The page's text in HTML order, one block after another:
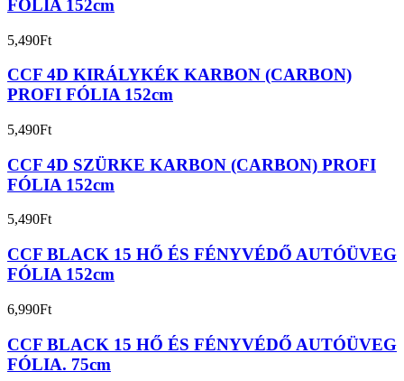
FÓLIA 152cm
5,490Ft
CCF 4D KIRÁLYKÉK KARBON (CARBON)
PROFI FÓLIA 152cm
5,490Ft
CCF 4D SZÜRKE KARBON (CARBON) PROFI
FÓLIA 152cm
5,490Ft
CCF BLACK 15 HŐ ÉS FÉNYVÉDŐ AUTÓÜVEG
FÓLIA 152cm
6,990Ft
CCF BLACK 15 HŐ ÉS FÉNYVÉDŐ AUTÓÜVEG
FÓLIA. 75cm